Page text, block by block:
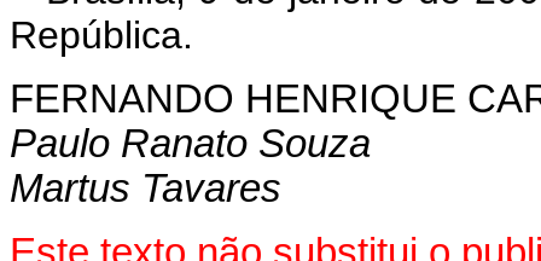
República.
FERNANDO HENRIQUE
Paulo Ranato Souza
Martus Tavares
Este texto não substitui o